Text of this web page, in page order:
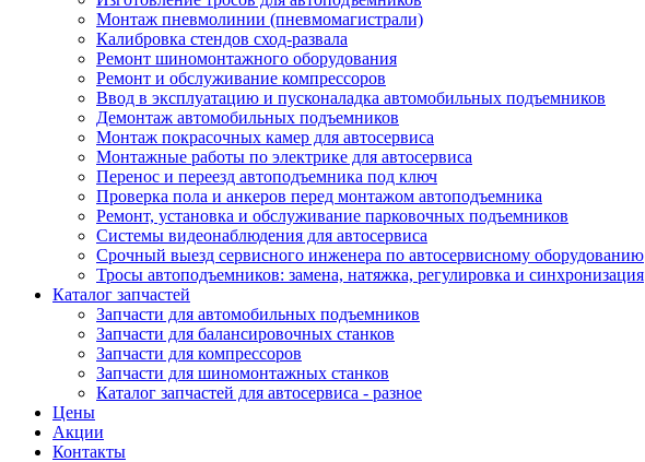
Монтаж пневмолинии (пневмомагистрали)
Калибровка стендов сход-развала
Ремонт шиномонтажного оборудования
Ремонт и обслуживание компрессоров
Ввод в эксплуатацию и пусконаладка автомобильных подъемников
Демонтаж автомобильных подъемников
Монтаж покрасочных камер для автосервиса
Монтажные работы по электрике для автосервиса
Перенос и переезд автоподъемника под ключ
Проверка пола и анкеров перед монтажом автоподъемника
Ремонт, установка и обслуживание парковочных подъемников
Системы видеонаблюдения для автосервиса
Срочный выезд сервисного инженера по автосервисному оборудованию
Тросы автоподъемников: замена, натяжка, регулировка и синхронизация
Каталог запчастей
Запчасти для автомобильных подъемников
Запчасти для балансировочных станков
Запчасти для компрессоров
Запчасти для шиномонтажных станков
Каталог запчастей для автосервиса - разное
Цены
Акции
Контакты